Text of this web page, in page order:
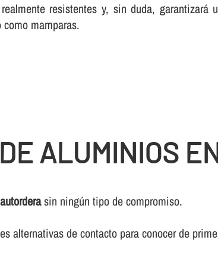
resistentes y, sin duda,
mamparas.
ALUMINIOS
sin ningún tipo de compromiso.
alternativas de contacto para conocer de